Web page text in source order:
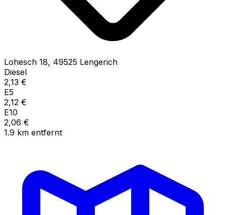
Lohesch 18, 49525 Lengerich
Diesel
2,13 €
E5
2,12 €
E10
2,06 €
1.9 km entfernt